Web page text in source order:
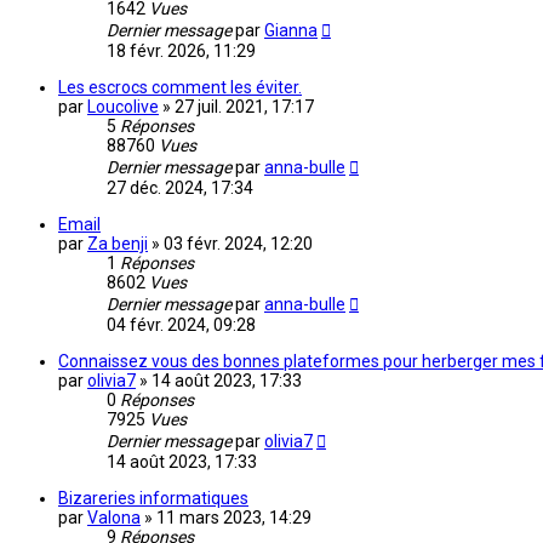
1642 Vues
Dernier messageparGianna
18 févr. 2026, 11:29
Les escrocs comment les éviter.
par Loucolive » 27 juil. 2021, 17:17
5 Réponses
88760 Vues
Dernier messageparanna-bulle
27 déc. 2024, 17:34
Email
par Za benji » 03 févr. 2024, 12:20
1 Réponses
8602 Vues
Dernier messageparanna-bulle
04 févr. 2024, 09:28
Connaissez vous des bonnes plateformes pour herberger mes
parolivia7 » 14 août 2023, 17:33
0 Réponses
7925 Vues
Dernier messageparolivia7
14 août 2023, 17:33
Bizareries informatiques
parValona » 11 mars 2023, 14:29
9 Réponses